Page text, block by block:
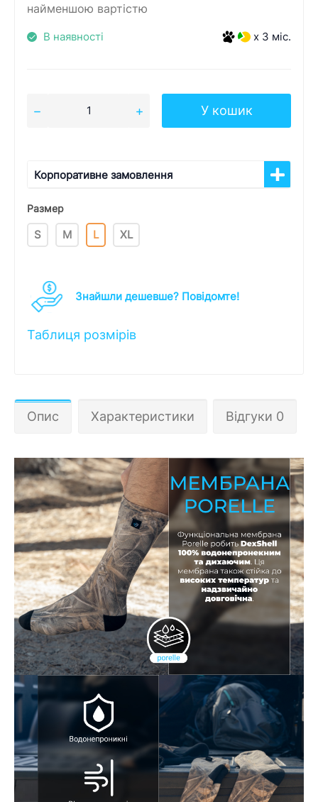
найменшою вартістю
В наявності x 3 міс.
У кошик
Корпоративне замовлення
Размер
S M L XL
Знайшли дешевше? Повідомте!
Таблиця розмірів
Опис Характеристики Відгуки 0